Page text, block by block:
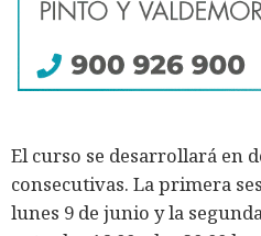
El curso se desarrollará en
consecutivas. La primera
lunes 9 de junio y la